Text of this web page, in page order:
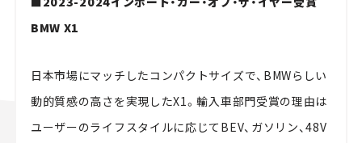
BMW X1
日本市場にマッチしたコンパクトサイズで、BMWらしい
動的質感の高さを実現したX1。輸入車部門受賞の理由は
ユーザーのライフスタイルに応じてBEV、ガソリン、48V